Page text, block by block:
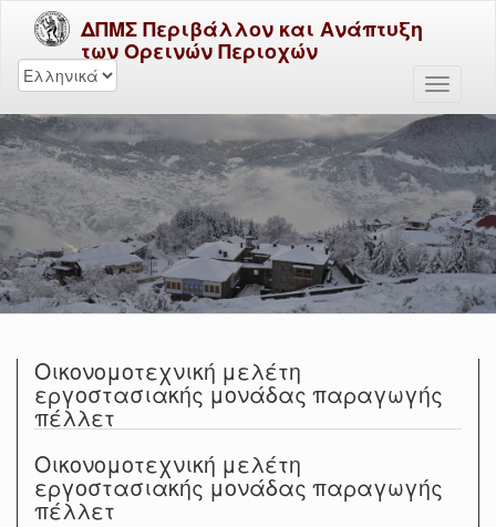
ΔΠΜΣ Περιβάλλον και Ανάπτυξη
των Ορεινών Περιοχών
Οικονομοτεχνική μελέτη
εργοστασιακής μονάδας παραγωγής
πέλλετ
Οικονομοτεχνική μελέτη
εργοστασιακής μονάδας παραγωγής
πέλλετ